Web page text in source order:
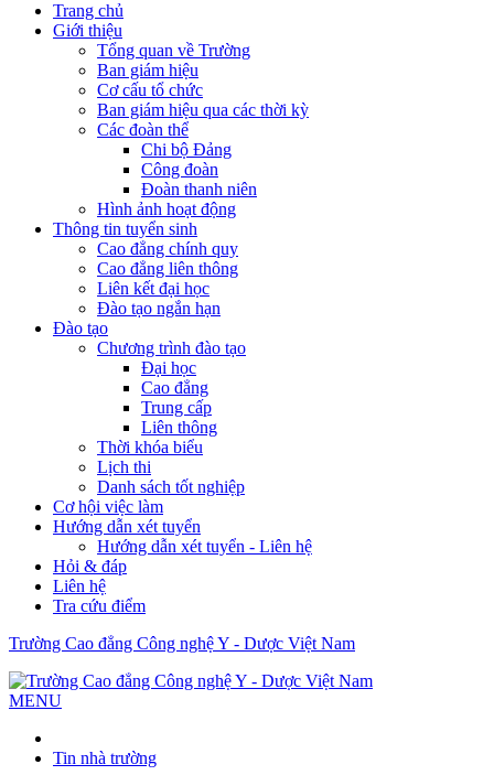
Trang chủ
Giới thiệu
Tổng quan về Trường
Ban giám hiệu
Cơ cấu tổ chức
Ban giám hiệu qua các thời kỳ
Các đoàn thể
Chi bộ Đảng
Công đoàn
Đoàn thanh niên
Hình ảnh hoạt động
Thông tin tuyển sinh
Cao đẳng chính quy
Cao đẳng liên thông
Liên kết đại học
Đào tạo ngắn hạn
Đào tạo
Chương trình đào tạo
Đại học
Cao đẳng
Trung cấp
Liên thông
Thời khóa biểu
Lịch thi
Danh sách tốt nghiệp
Cơ hội việc làm
Hướng dẫn xét tuyển
Hướng dẫn xét tuyển - Liên hệ
Hỏi & đáp
Liên hệ
Tra cứu điểm
Trường Cao đẳng Công nghệ Y - Dược Việt Nam
MENU
Tin nhà trường